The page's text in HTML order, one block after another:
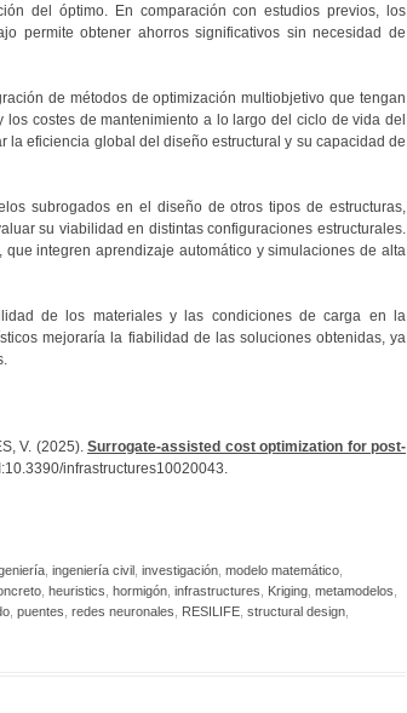
del óptimo. En comparación con estudios previos, los
permite obtener ahorros significativos sin necesidad de
de métodos de optimización multiobjetivo que tengan
costes de mantenimiento a lo largo del ciclo de vida del
eficiencia global del diseño estructural y su capacidad de
subrogados en el diseño de otros tipos de estructuras,
su viabilidad en distintas configuraciones estructurales.
integren aprendizaje automático y simulaciones de alta
de los materiales y las condiciones de carga en la
mejoraría la fiabilidad de las soluciones obtenidas, ya
V. (2025). Surrogate-assisted cost optimization for post-
infrastructures10020043.
, ingeniería civil, investigación, modelo matemático,
, heuristics hormigón, infrastructures Kriging, metamodelos
, puentes redes neuronales RESILIFE, structural design,